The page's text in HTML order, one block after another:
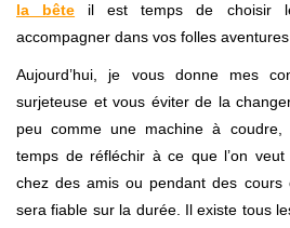
la bête il est temps de choisir
accompagner dans vos folles
Aujourd’hui, je vous donne mes
surjeteuse et vous éviter de la
peu comme une machine à
temps de réfléchir à ce que l’on
chez des amis ou pendant des
sera fiable sur la durée. Il existe tous